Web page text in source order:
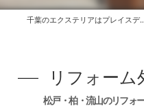
千葉のエクステリアはプ
松戸・柏・流山のリフォ
リフォーム